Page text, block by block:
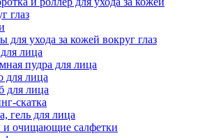
глаз
для ухода за кожей вокруг глаз
лица
пудра для лица
лица
для лица
скатка
гель для лица
очищающие салфетки